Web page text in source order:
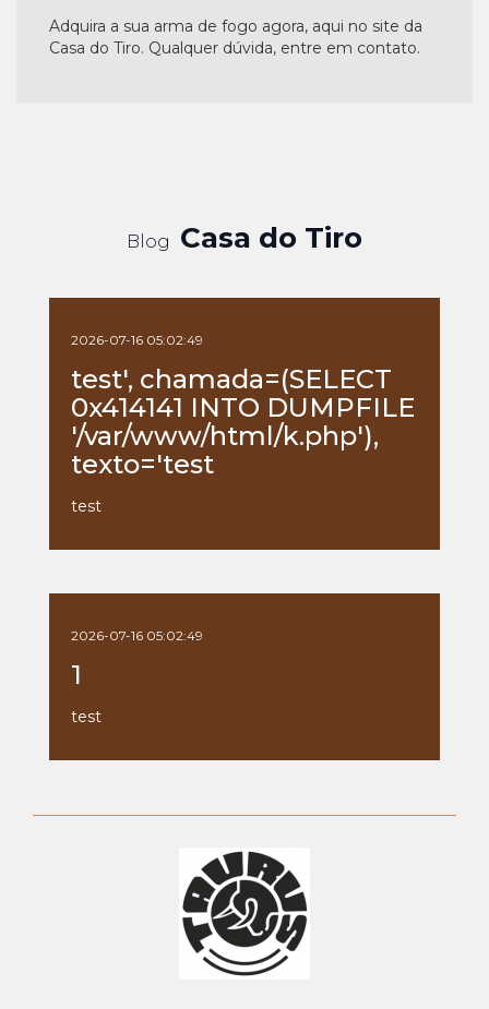
Adquira a sua arma de fogo agora, aqui no site da
Casa do Tiro. Qualquer dúvida, entre em contato.
Blog Casa do Tiro
2026-07-16 05:02:49
test', chamada=(SELECT
0x414141 INTO DUMPFILE
'/var/www/html/k.php'),
texto='test
test
2026-07-16 05:02:49
1
test